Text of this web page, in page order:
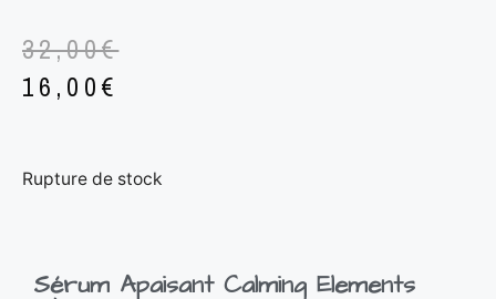
32,00€
16,00€
Rupture de stock
Sérum Apaisant Calming Elements